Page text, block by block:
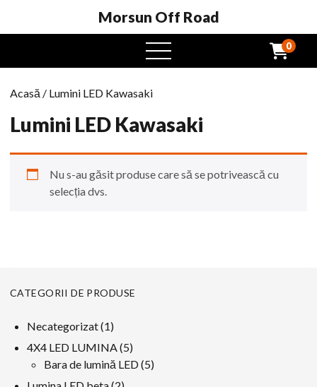
Morsun Off Road
Meniu
Deschide
0
Acasă / Lumini LED Kawasaki
Lumini LED Kawasaki
Nu s-au găsit produse care să se potrivească cu
selecția dvs.
CATEGORII DE PRODUSE
Necategorizat 11
produs
4X4 LED LUMINA 55
produse
Bara de lumină LED 55